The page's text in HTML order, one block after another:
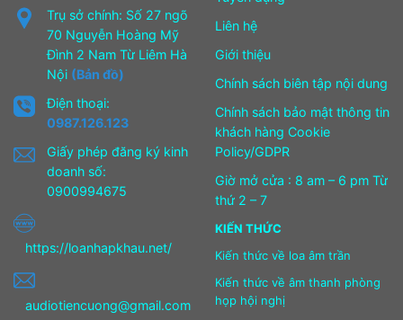
Trụ sở chính: Số 27 ngõ
70 Nguyễn Hoàng Mỹ
Đình 2 Nam Từ Liêm Hà
Nội (Bản đồ)
Điện thoại:
0987.126.123
Giấy phép đăng ký kinh
doanh số:
0900994675
https://loanhapkhau.net/
audiotiencuong@gmail.com
Liên hệ
Giới thiệu
Chính sách biên tập nội dung
Chính sách bảo mật thông tin
khách hàng Cookie
Policy/GDPR
Giờ mở cửa : 8 am – 6 pm Từ
thứ 2 – 7
KIẾN THỨC
Kiến thức về loa âm trần
Kiến thức về âm thanh phòng
họp hội nghị